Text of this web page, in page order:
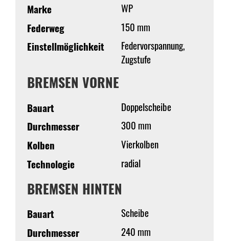
Marke
WP
Federweg
150 mm
Einstellmöglichkeit
Federvorspannung,
Zugstufe
BREMSEN VORNE
Bauart
Doppelscheibe
Durchmesser
300 mm
Kolben
Vierkolben
Technologie
radial
BREMSEN HINTEN
Bauart
Scheibe
Durchmesser
240 mm